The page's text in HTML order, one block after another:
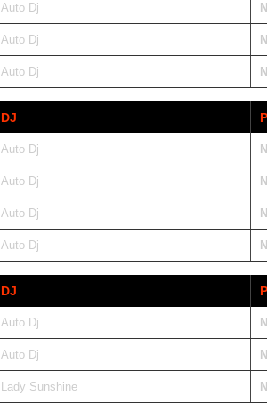
Auto Dj
Auto Dj
Auto Dj
DJ
Auto Dj
Auto Dj
Auto Dj
Auto Dj
DJ
Auto Dj
Auto Dj
Lady Sunshine